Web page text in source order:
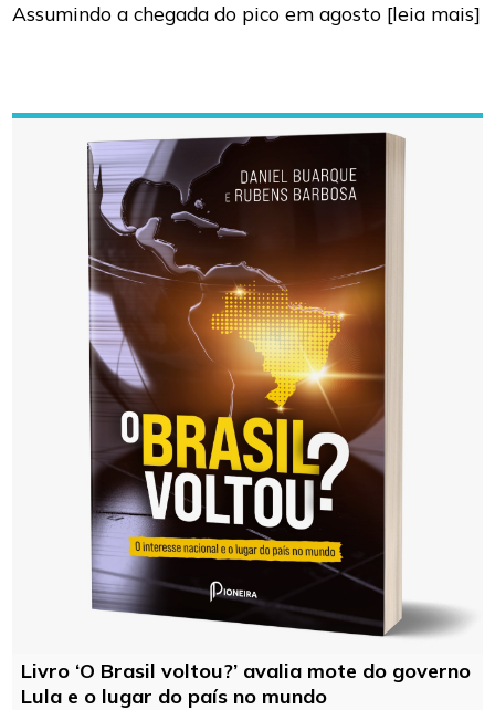
Assumindo a chegada do pico em agosto [leia mais]
Livro ‘O Brasil voltou?’ avalia mote do governo
Lula e o lugar do país no mundo